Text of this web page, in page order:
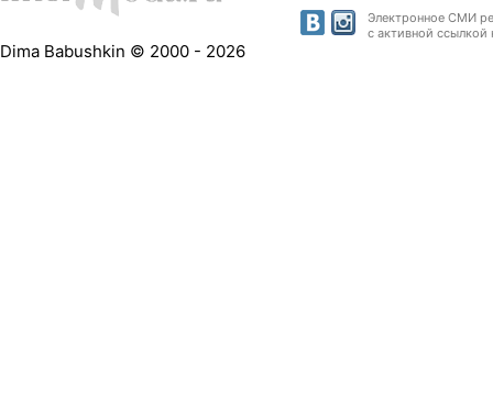
Dima Babushkin © 2000 - 2026
Электронное СМИ
с активной ссылкой